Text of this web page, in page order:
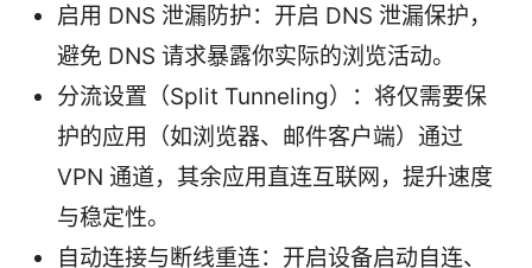
启用 DNS 泄漏防护：开启 DNS 泄漏保护，
避免 DNS 请求暴露你实际的浏览活动。
分流设置（Split Tunneling）：将仅需要保
护的应用（如浏览器、邮件客户端）通过
VPN 通道，其余应用直连互联网，提升速度
与稳定性。
自动连接与断线重连：开启设备启动自连、